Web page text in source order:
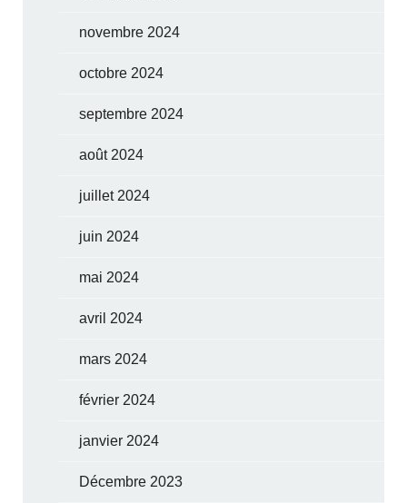
novembre 2024
octobre 2024
septembre 2024
août 2024
juillet 2024
juin 2024
mai 2024
avril 2024
mars 2024
février 2024
janvier 2024
Décembre 2023